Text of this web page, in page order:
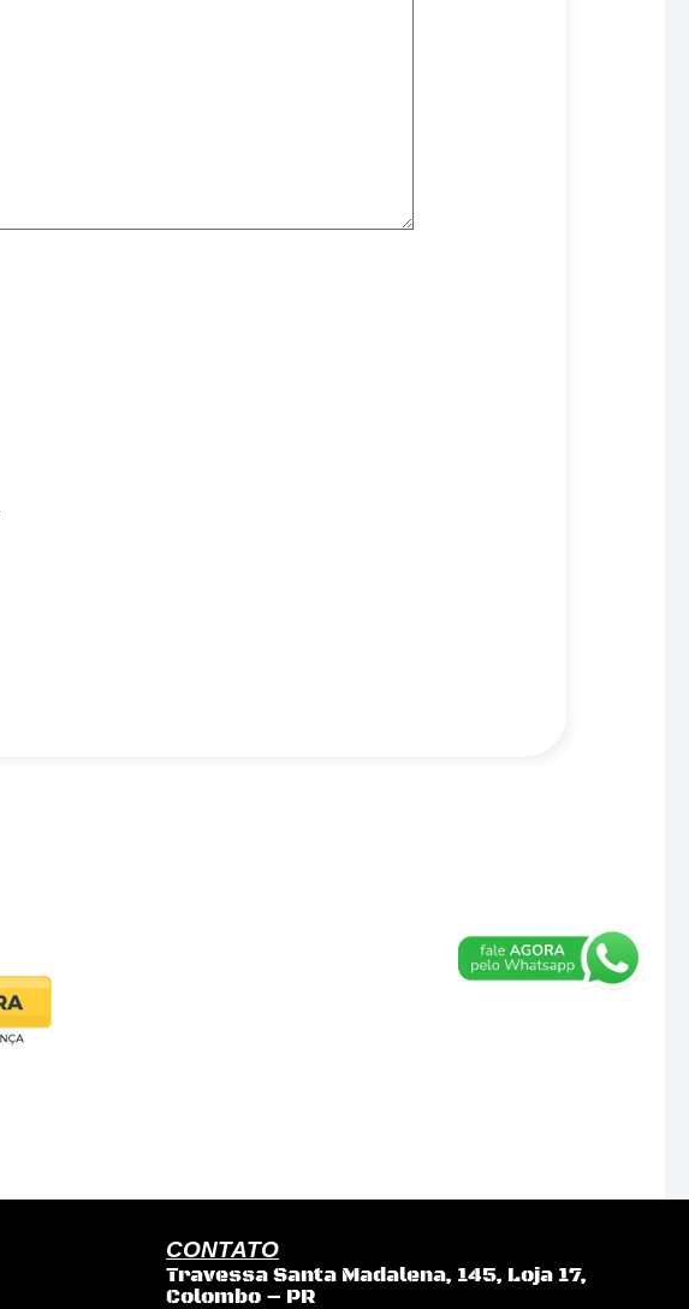
CONTATO
Travessa Santa Madalena, 145, Loja 17,
Colombo – PR